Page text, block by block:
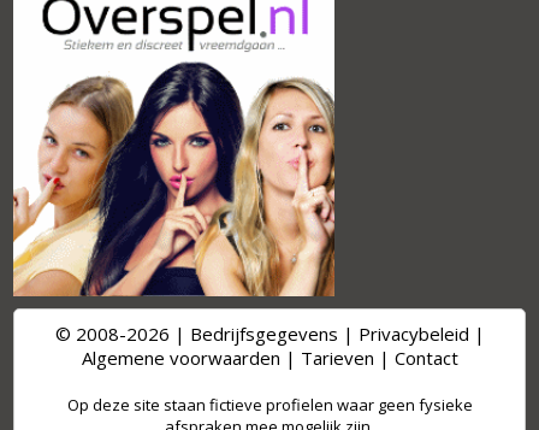
© 2008-2026 | Bedrijfsgegevens | Privacybeleid |
Algemene voorwaarden | Tarieven | Contact
Op deze site staan fictieve profielen waar geen fysieke